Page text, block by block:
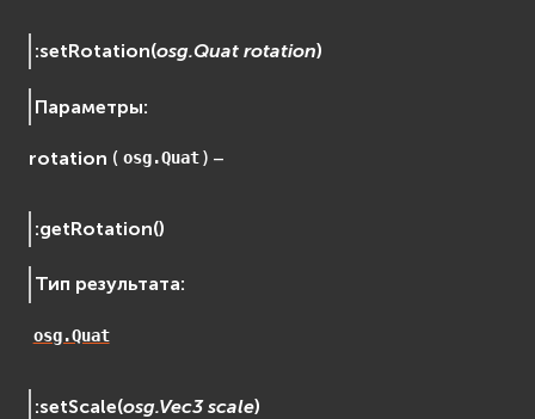
:setRotation(osg.Quat rotation)
Параметры:
rotation ( osg.Quat ) –
:getRotation()
Тип результата:
osg.Quat
:setScale(osg.Vec3 scale)